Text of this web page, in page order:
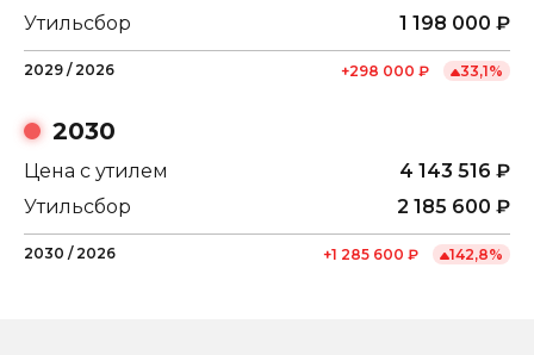
Утильсбор
1 198 000 ₽
2029 / 2026 +298 000 ₽ 33,1%
2030
Цена с утилем 4 143 516 ₽
Утильсбор
2 185 600 ₽
2030 / 2026 +1 285 600 ₽ 142,8%